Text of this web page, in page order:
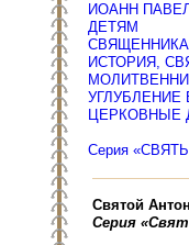
ИОАНН ПАВЕЛ
ДЕТЯМ
ИСТОРИЯ,
УГЛУБЛЕНИЕ
ЦЕРКОВНЫЕ
Серия
Святой
Серия